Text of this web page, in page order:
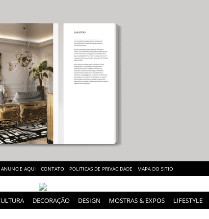
ANUNCIE AQUI CONTATO POLITICAS DE PRIVACIDADE MAPA DO SITIO
DECORAÇÃO DESIGN MOSTRAS & EXPOS LIFESTYLE